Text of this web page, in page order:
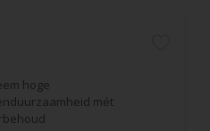
hoge
mét